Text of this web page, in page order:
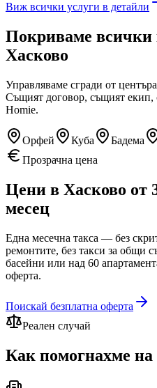
Виж всички услуги в детайли
Покриваме всички
Хасково
Управляваме сгради от
Същият договор, същият екип,
Homie.
Орфей Куба Бадема
Прозрачна цена
Цени в Хасково от
месец
Една месечна такса — без
ремонтите, без такси за общи
басейни или над 60
оферта.
Поискай безплатна оферта
Реален случай
Как помогнахме на